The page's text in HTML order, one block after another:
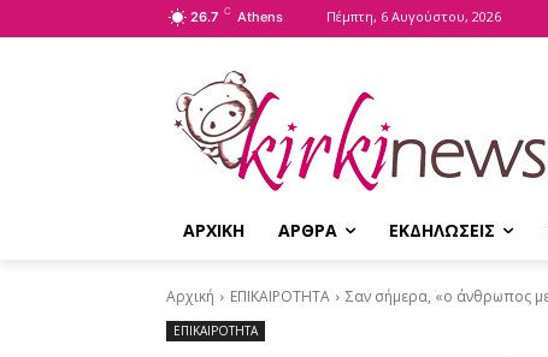
26.7 C Athens Πέμπτη, 6 Αυγούστου, 2026
ΑΡΧΙΚΗ ΑΡΘΡΑ ΕΚΔΗΛΩΣΕΙΣ
Αρχική ΕΠΙΚΑΙΡΟΤΗΤΑ Σαν σήμερα, «ο άνθρωπος
ΕΠΙΚΑΙΡΟΤΗΤΑ